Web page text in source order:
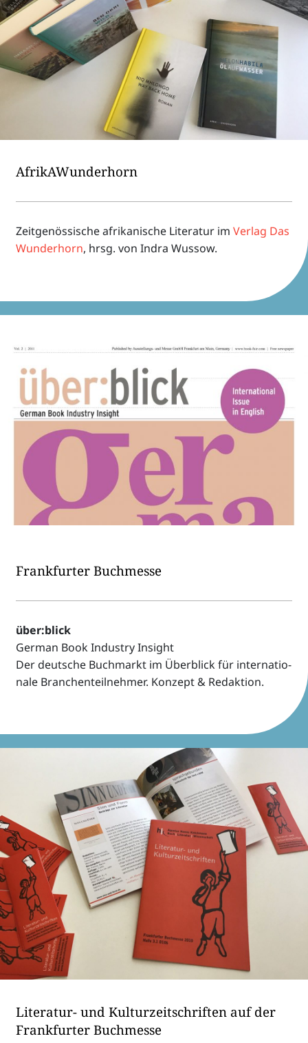
Afri­kA­Wun­der­horn
Zeit­ge­nös­si­sche afri­ka­ni­sche Lite­ra­tur imVerlag Das
Wunder­horn, hrsg. von Indra Wussow.
Frank­fur­ter Buchmesse
über:blick
German Book Indus­try Insight
Der deut­sche Buch­markt im Über­blick für inter­na­tio­
nale Bran­chen­teil­neh­mer. Konzept & Redaktion.
Lite­ra­tur- und Kultur­zeit­schriften auf der
Frank­fur­ter Buchmesse